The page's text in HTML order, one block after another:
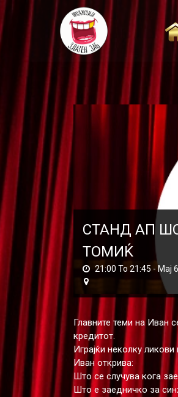
Skip
content
СТАНД АП
ТОМИЌ
21:00 To 21:45 - Мај
Главните теми на Иван
кредитот.
Играјќи неколку
Иван открива:
Што се случува кога
Што е заедничко за